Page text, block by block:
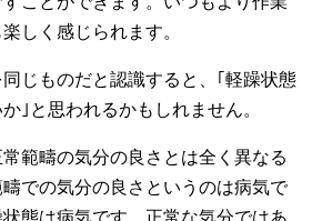
しく感じられます。
じものだと認識すると、｢軽躁状態
｣と思われるかもしれません。
範疇の気分の良さとは全く異なる
での気分の良さというのは病気で
態は病気です。正常な気分ではあ